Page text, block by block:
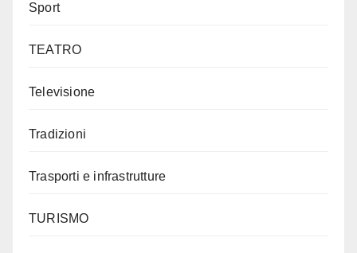
Sport
TEATRO
Televisione
Tradizioni
Trasporti e infrastrutture
TURISMO